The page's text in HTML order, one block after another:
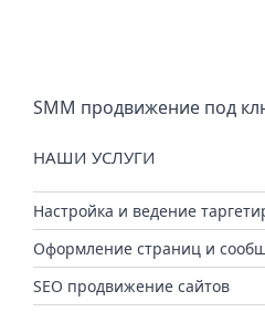
SMM продвижение под
НАШИ УСЛУГИ
Настройка и ведение
Оформление страниц и
SEO продвижение сайтов